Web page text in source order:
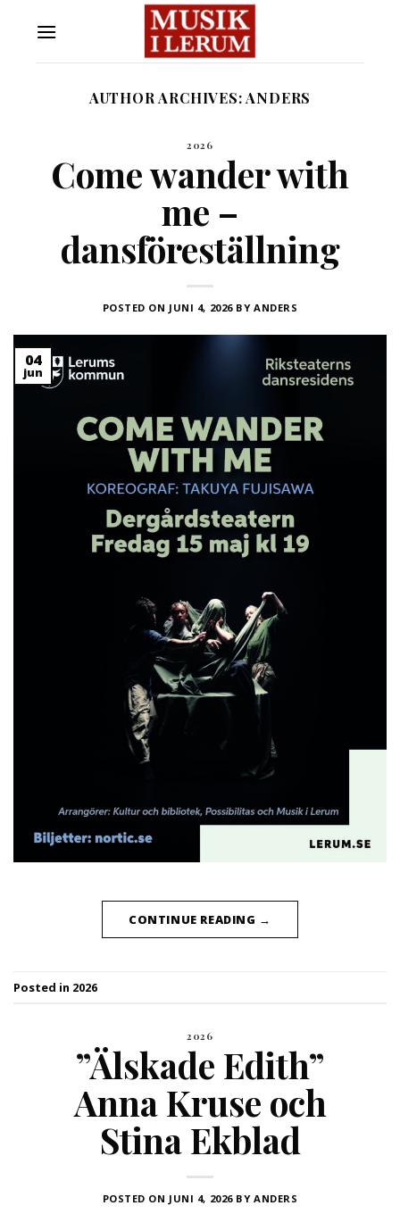
AUTHOR ARCHIVES:ANDERS
2026
Come wander with
me –
dansföreställning
POSTED ON JUNI 4, 2026 BYANDERS
04
jun
CONTINUE READING →
Posted in 2026
2026
”Älskade Edith”
Anna Kruse och
Stina Ekblad
POSTED ON JUNI 4, 2026 BYANDERS